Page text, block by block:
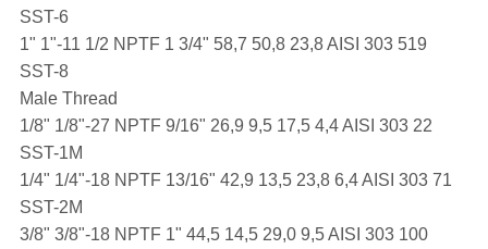
SST-6
1" 1"-11 1/2 NPTF 1 3/4" 58,7 50,8 23,8 AISI 303 519
SST-8
Male Thread
1/8" 1/8"-27 NPTF 9/16" 26,9 9,5 17,5 4,4 AISI 303 22
SST-1M
1/4" 1/4"-18 NPTF 13/16" 42,9 13,5 23,8 6,4 AISI 303 71
SST-2M
3/8" 3/8"-18 NPTF 1" 44,5 14,5 29,0 9,5 AISI 303 100